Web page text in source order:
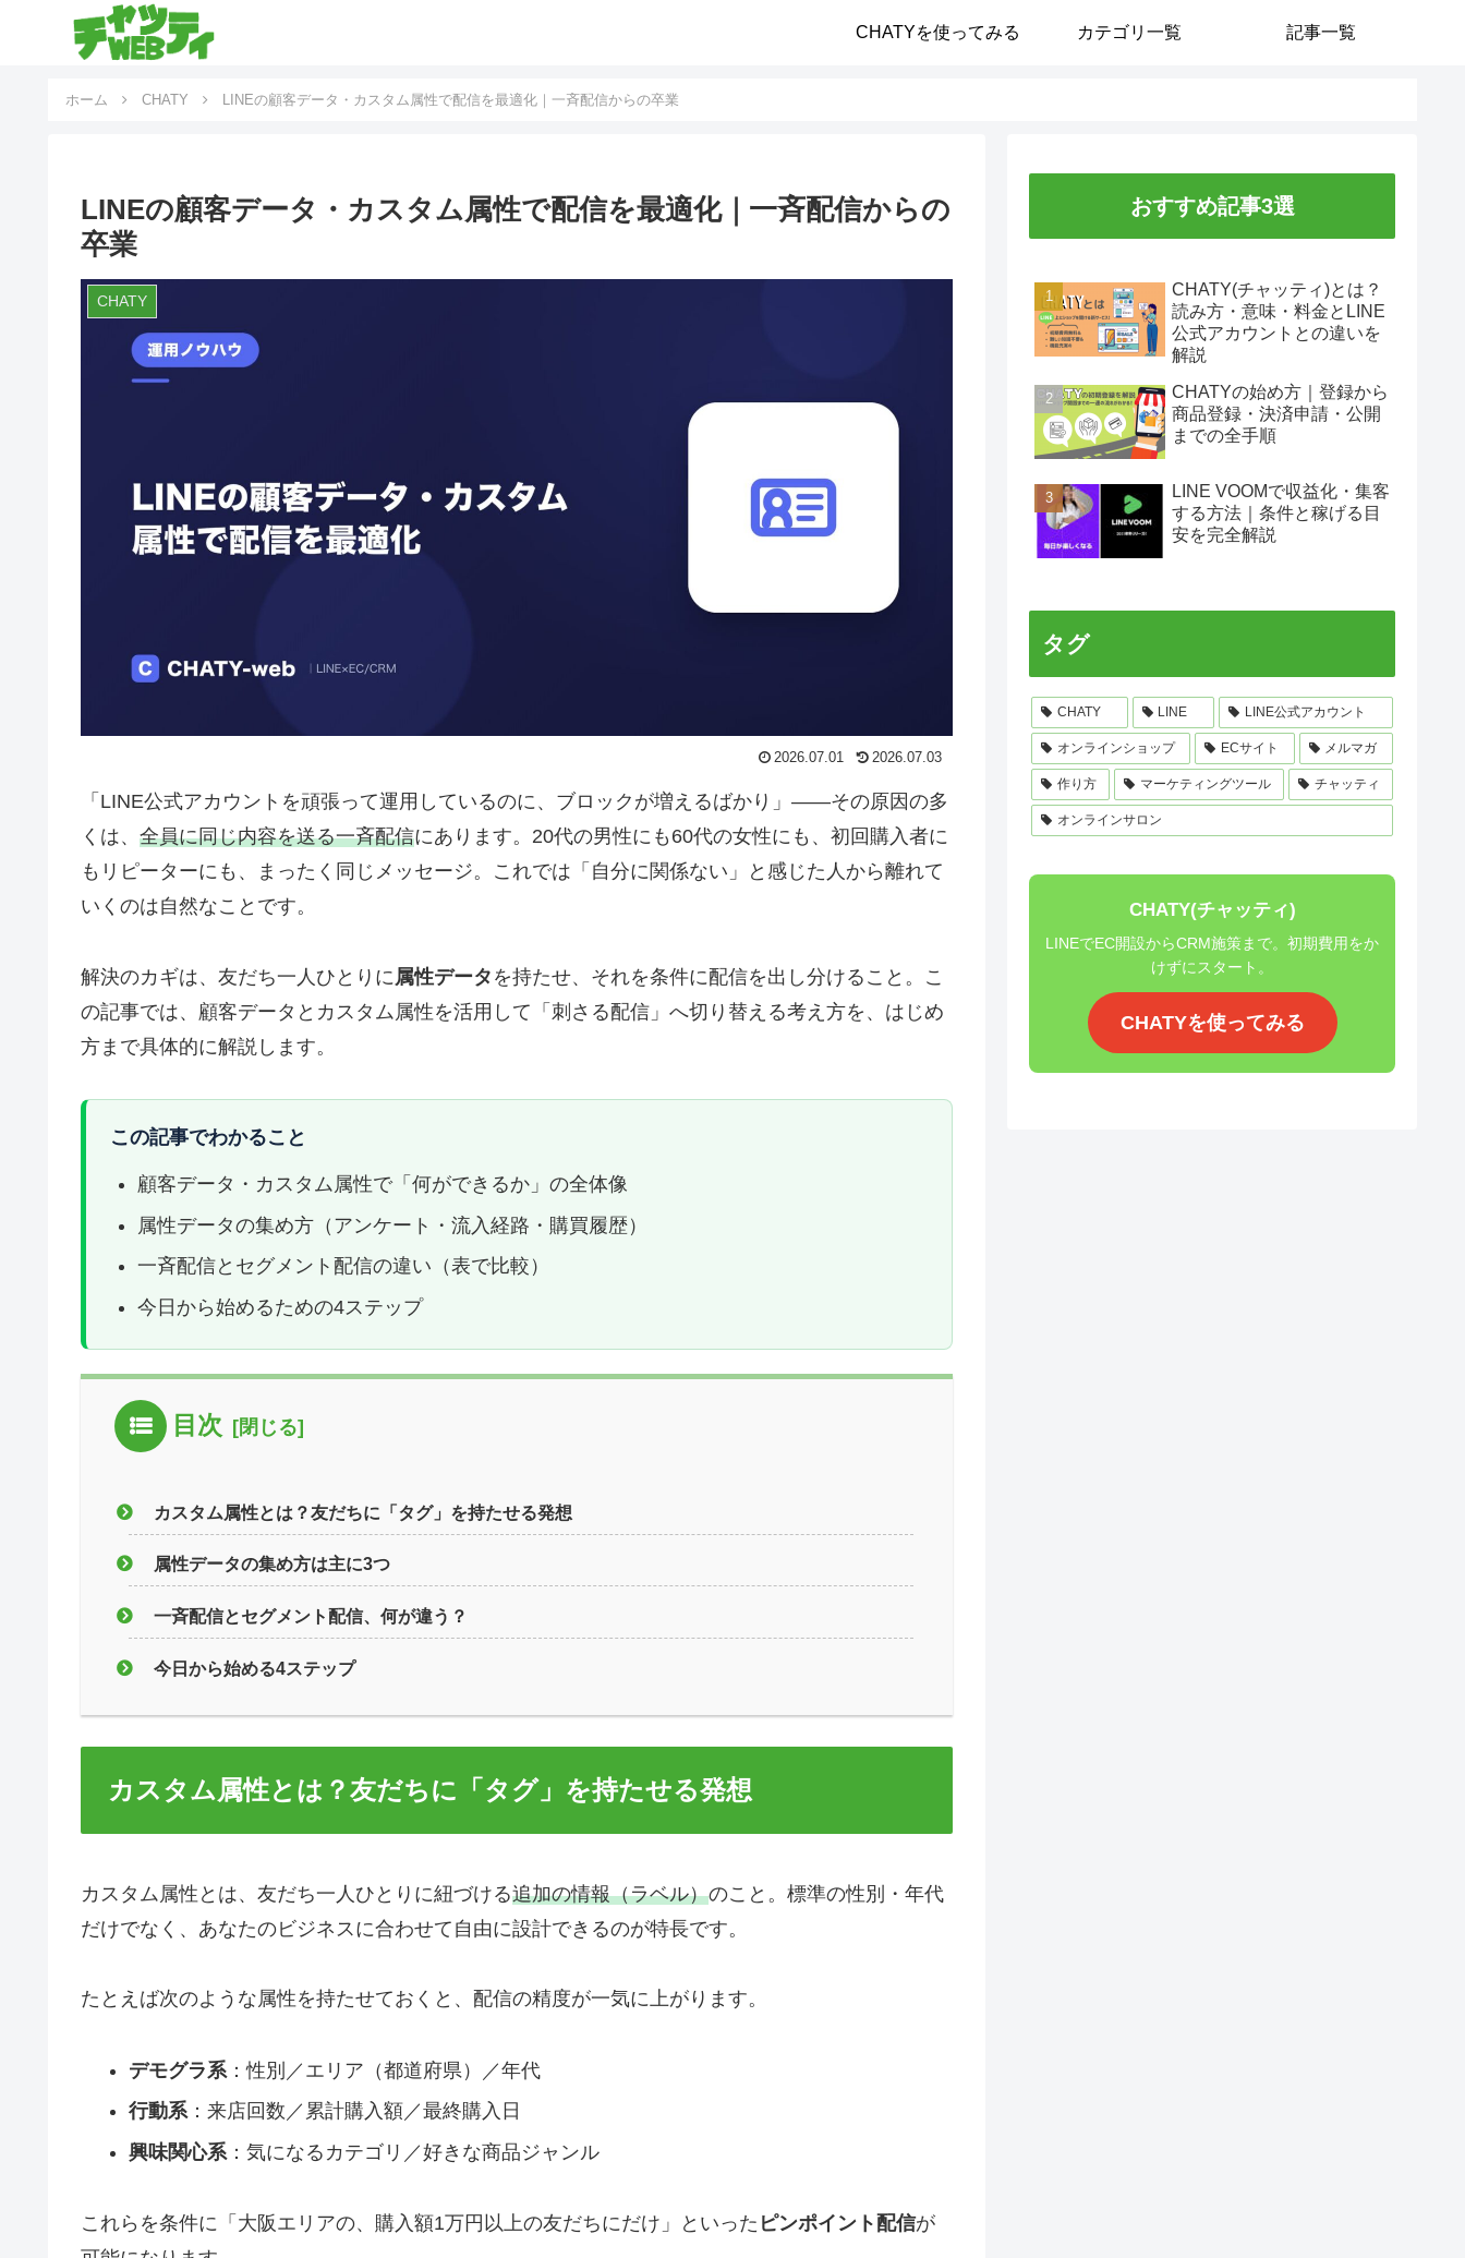
CHATYを使ってみる カテゴリ一覧 記事一覧
ホーム CHATY LINEの顧客データ・カスタム属性で配信を最適化｜一斉配信からの卒業
LINEの顧客データ・カスタム属性で配信を最適化｜一斉配信からの
卒業
CHATY
2026.07.01 2026.07.03
「LINE公式アカウントを頑張って運用しているのに、ブロックが増えるばかり」——その原因の多
くは、 全員に同じ内容を送る一斉配信にあります。20代の男性にも60代の女性にも、初回購入者に
もリピーターにも、まったく同じメッセージ。これでは「自分に関係ない」と感じた人から離れて
いくのは自然なことです。
解決のカギは、友だち一人ひとりに 属性データ を持たせ、それを条件に配信を出し分けること。こ
の記事では、顧客データとカスタム属性を活用して「刺さる配信」へ切り替える考え方を、はじめ
方まで具体的に解説します。
この記事でわかること
顧客データ・カスタム属性で「何ができるか」の全体像
属性データの集め方（アンケート・流入経路・購買履歴）
一斉配信とセグメント配信の違い（表で比較）
今日から始めるための4ステップ
目次
カスタム属性とは？友だちに「タグ」を持たせる発想
属性データの集め方は主に3つ
一斉配信とセグメント配信、何が違う？
今日から始める4ステップ
カスタム属性とは？友だちに「タグ」を持たせる発想
カスタム属性とは、友だち一人ひとりに紐づける追加の情報（ラベル）のこと。標準の性別・年代
だけでなく、あなたのビジネスに合わせて自由に設計できるのが特長です。
たとえば次のような属性を持たせておくと、配信の精度が一気に上がります。
デモグラ系：性別／エリア（都道府県）／年代
行動系：来店回数／累計購入額／最終購入日
興味関心系：気になるカテゴリ／好きな商品ジャンル
これらを条件に「大阪エリアの、購入額1万円以上の友だちにだけ」といった ピンポイント配信が
おすすめ記事3選
CHATY(チャッティ)とは？
読み方・意味・料金とLINE
公式アカウントとの違いを
解説
CHATYの始め方｜登録から
商品登録・決済申請・公開
までの全手順
LINE VOOMで収益化・集客
する方法｜条件と稼げる目
安を完全解説
タグ
CHATY LINE LINE公式アカウント
オンラインショップ ECサイト メルマガ
作り方 マーケティングツール チャッティ
オンラインサロン
CHATY(チャッティ)
LINEでEC開設からCRM施策まで。初期費用をか
けずにスタート。
CHATYを使ってみる